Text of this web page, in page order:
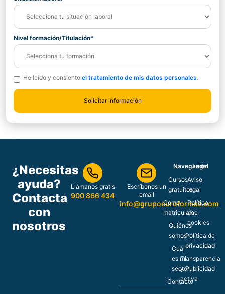
Nivel formación/Titulación*
He leído y consiento el tratamiento de mis datos personales.
¿Necesitas
ayuda?
Contacta
con
nosotros
Llámanos gratis
900 866 434
Escríbenos un
email
info@grupoeuroformac.com
Navegación
Cursos
gratuitos
Cómo
matricularse
Quiénes
somos
Cuál
es mi
sector
Contacto
Legal
Aviso
legal
Política
de
cookies
Política de
privacidad
Transparencia
y Publicidad
activa